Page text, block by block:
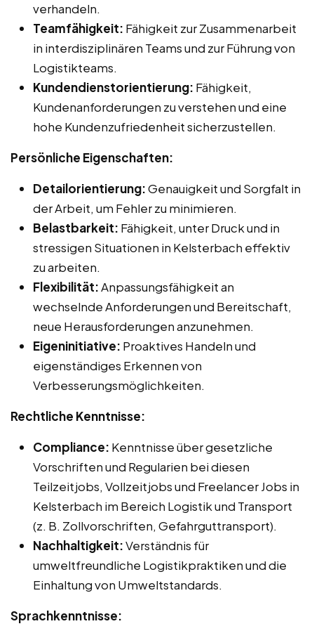
verhandeln.
Teamfähigkeit: Fähigkeit zur Zusammenarbeit
in interdisziplinären Teams und zur Führung von
Logistikteams.
Kundendienstorientierung: Fähigkeit,
Kundenanforderungen zu verstehen und eine
hohe Kundenzufriedenheit sicherzustellen.
Persönliche Eigenschaften:
Detailorientierung:Genauigkeit und Sorgfalt in
der Arbeit, um Fehler zu minimieren.
Belastbarkeit: Fähigkeit, unter Druck und in
stressigen Situationen in Kelsterbach effektiv
zu arbeiten.
Flexibilität:Anpassungsfähigkeit an
wechselnde Anforderungen und Bereitschaft,
neue Herausforderungen anzunehmen.
Eigeninitiative: Proaktives Handeln und
eigenständiges Erkennen von
Verbesserungsmöglichkeiten.
Rechtliche Kenntnisse:
Compliance: Kenntnisse über gesetzliche
Vorschriften und Regularien bei diesen
Teilzeitjobs, Vollzeitjobs und Freelancer Jobs in
Kelsterbach im Bereich Logistik und Transport
(z. B. Zollvorschriften, Gefahrguttransport).
Nachhaltigkeit:Verständnis für
umweltfreundliche Logistikpraktiken und die
Einhaltung von Umweltstandards.
Sprachkenntnisse: